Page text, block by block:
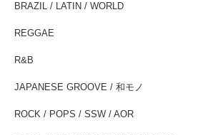
BRAZIL / LATIN / WORLD
REGGAE
R&B
JAPANESE GROOVE / 和モノ
ROCK / POPS / SSW / AOR